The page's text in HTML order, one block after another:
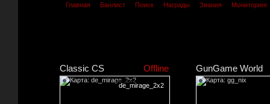
Главная Банлист Поиск Награды Звания Мониторинг
Classic CS Offline
de_mirage_2x2
GunGame World